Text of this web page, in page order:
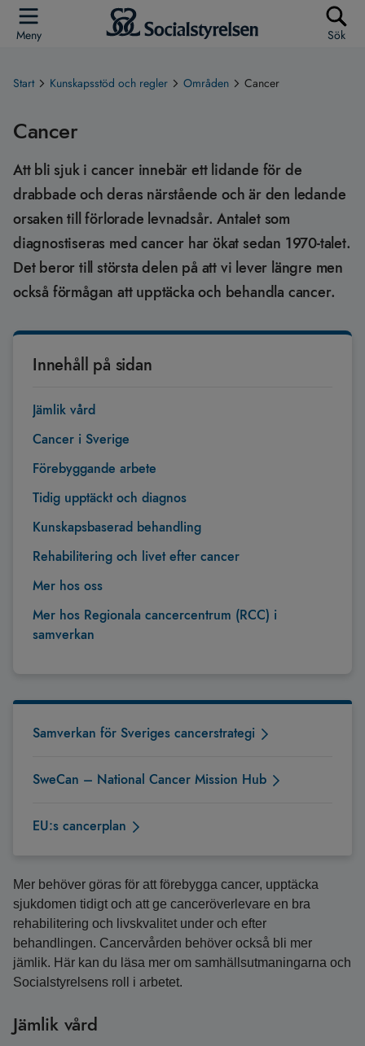
Meny Sök
Start Kunskapsstöd och regler Områden Cancer
Cancer
Att bli sjuk i cancer innebär ett lidande för de
drabbade och deras närstående och är den ledande
orsaken till förlorade levnadsår. Antalet som
diagnostiseras med cancer har ökat sedan 1970-talet.
Det beror till största delen på att vi lever längre men
också förmågan att upptäcka och behandla cancer.
Innehåll på sidan
Jämlik vård
Cancer i Sverige
Förebyggande arbete
Tidig upptäckt och diagnos
Kunskapsbaserad behandling
Rehabilitering och livet efter cancer
Mer hos oss
Mer hos Regionala cancercentrum (RCC) i
samverkan
Samverkan för Sveriges cancerstrategi
SweCan – National Cancer Mission Hub
EU:s cancerplan
Mer behöver göras för att förebygga cancer, upptäcka
sjukdomen tidigt och att ge canceröverlevare en bra
rehabilitering och livskvalitet under och efter
behandlingen. Cancervården behöver också bli mer
jämlik. Här kan du läsa mer om samhällsutmaningarna och
Socialstyrelsens roll i arbetet.
Jämlik vård